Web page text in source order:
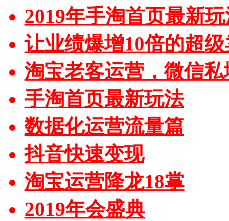
2019年手淘首页最新
让业绩爆增10倍的超
淘宝老客运营，微信私
手淘首页最新玩法
数据化运营流量篇
抖音快速变现
淘宝运营降龙18掌
2019年会盛典